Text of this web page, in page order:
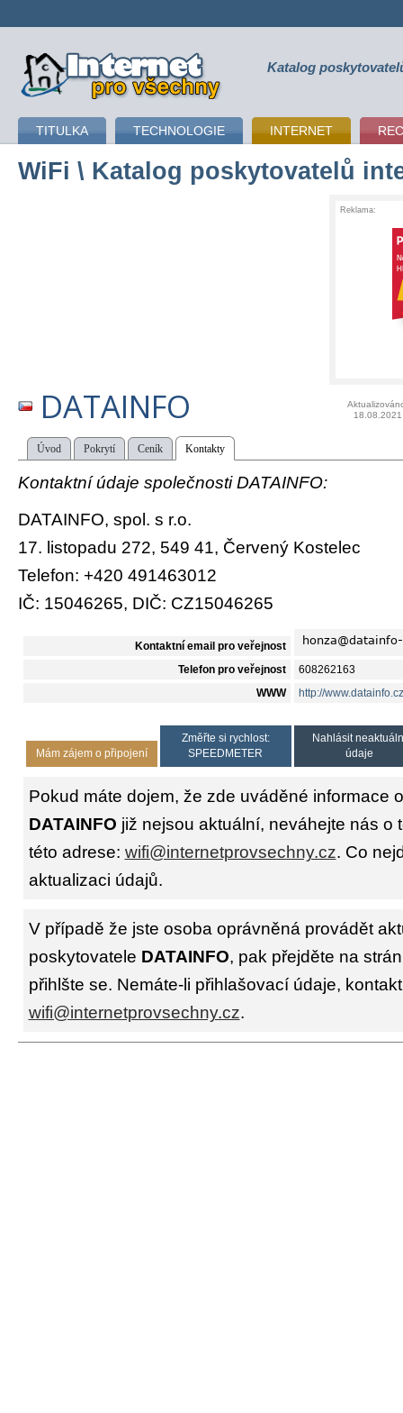
připojení k internetu Katalog
TITULKA TECHNOLOGIE INTERNET
WiFi \ Katalog poskytovatelů
Reklama:
DATAINFO
18.08.2021
Úvod Pokrytí Ceník Kontakty
Kontaktní údaje společnosti DATAINFO:
DATAINFO, spol. s r.o.
17. listopadu 272, 549 41, Červený Kostelec
Telefon: +420 491463012
IČ: 15046265, DIČ: CZ15046265
Kontaktní email pro veřejnost
Telefon pro veřejnost 608262163
WWW http://
Mám zájem o připojení
Změřte si rychlost:
SPEEDMETER
Nahlásit
údaje
Pokud máte dojem, že zde uváděné informace
DATAINFO již nejsou aktuální, neváhejte nás o
této adrese: wifi@internetprovsechny.cz. Co
aktualizaci údajů.
V případě že jste osoba oprávněná provádět
poskytovatele DATAINFO, pak přejděte na
přihlšte se. Nemáte-li přihlašovací údaje,
wifi@internetprovsechny.cz.